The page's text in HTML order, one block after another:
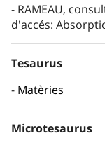
RAMEAU,
d'accés:
Tesaurus
Matèries
Microtesaurus